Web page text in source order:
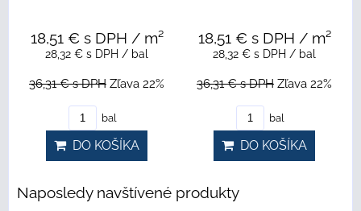
18,51 € s DPH / m²
28,32 € s DPH / bal
36,31 €s DPH Zľava 22%
bal
DO KOŠÍKA
18,51 € s DPH / m²
28,32 € s DPH / bal
36,31 €s DPH Zľava 22%
bal
DO KOŠÍKA
Naposledy navštívené produkty